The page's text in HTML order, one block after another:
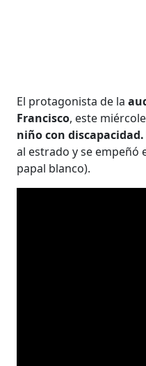
El protagonista de la
Francisco, este
niño con discapacidad.
al estrado y se empeñó
papal blanco).